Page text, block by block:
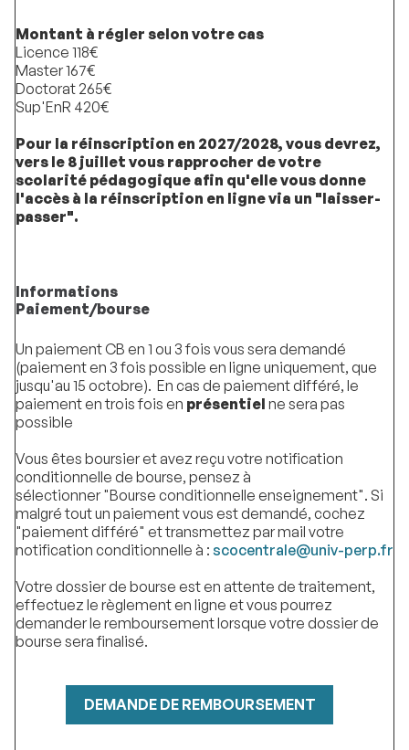
Montant à régler selon votre cas
Licence 118€
Master 167€
Doctorat 265€
Sup'EnR 420€
Pour la réinscription en 2027/2028, vous devrez,
vers le 8 juillet vous rapprocher de votre
scolarité pédagogique afin qu'elle vous donne
l'accès à la réinscription en ligne via un "laisser-
passer".
Informations
Paiement/bourse
Un paiement CB en 1 ou 3 fois vous sera demandé
(paiement en 3 fois possible en ligne uniquement, que
jusqu'au 15 octobre). En cas de paiement différé, le
paiement en trois fois en présentiel ne sera pas
possible
Vous êtes boursier et avez reçu votre notification
conditionnelle de bourse, pensez à
sélectionner "Bourse conditionnelle enseignement". Si
malgré tout un paiement vous est demandé, cochez
"paiement différé" et transmettez par mail votre
notification conditionnelle à : scocentrale@univ-perp.fr
Votre dossier de bourse est en attente de traitement,
effectuez le règlement en ligne et vous pourrez
demander le remboursement lorsque votre dossier de
bourse sera finalisé.
DEMANDE DE REMBOURSEMENT